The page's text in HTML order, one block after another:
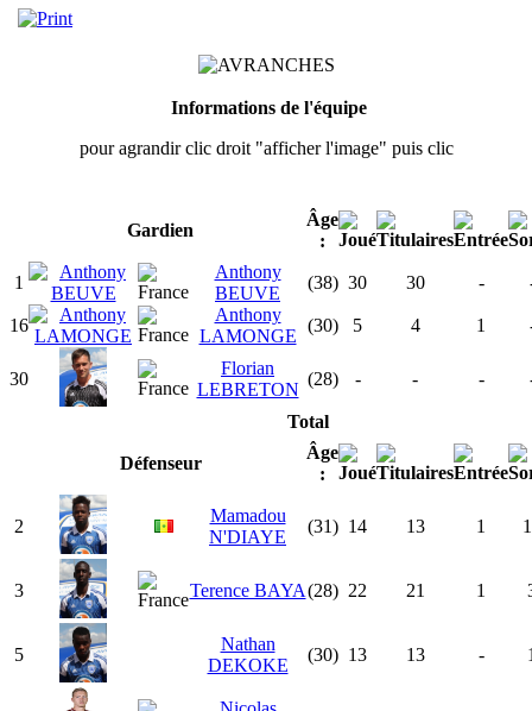
Informations de l'équipe
pour agrandir clic droit "afficher l'image" puis clic
Gardien
Âge
:
1
Anthony
BEUVE
(38) 30 30 -
16
Anthony
LAMONGE
(30) 5 4 1
30
Florian
LEBRETON
(28) - - -
Total
Défenseur
Âge
:
2
Mamadou
N'DIAYE
(31) 14 13 1
3 Terence BAYA(28) 22 21 1
5
Nathan
DEKOKE
(30) 13 13 -